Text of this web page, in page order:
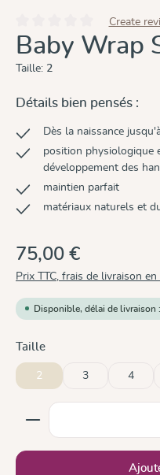
Note moyenne de 0 sur 5
Create
Baby Wrap
Taille: 2
Détails bien pensés :
Dès la naissance
position physiologique
développement des
maintien parfait
matériaux naturels et
75,00 €
Prix TTC, frais de livraison en
Disponible, délai de livraison
Sélectionnez
Taille
2 3 4
Quantité de produit :